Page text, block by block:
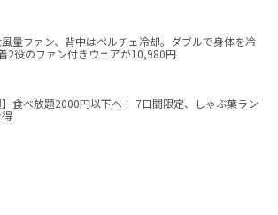
量ファン、背中はペルチェ冷却。ダブルで身体を冷
2役のファン付きウェアが10,980円
】食べ放題2000円以下へ！ 7日間限定、しゃぶ葉ラン